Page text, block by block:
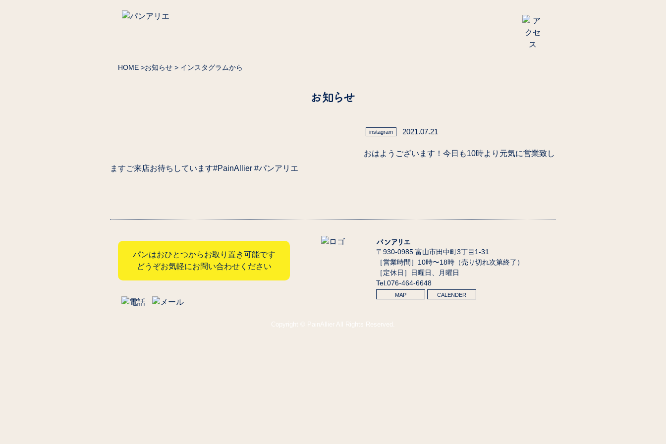
HOME >お知らせ > インスタグラムから
お知らせ
instagram 2021.07.21
おはようございます！今日も10時より元気に営業致し
ますご来店お待ちしています️#PainAllier #パンアリエ
パンはおひとつからお取り置き可能です
どうぞお気軽にお問い合わせください
パンアリエ
〒930-0985 富山市田中町3丁目1-31
［営業時間］10時〜18時（売り切れ次第終了）
［定休日］日曜日、月曜日
Tel.076-464-6648
MAP CALENDER
Copyright © PainAllier All Rights Reserved.